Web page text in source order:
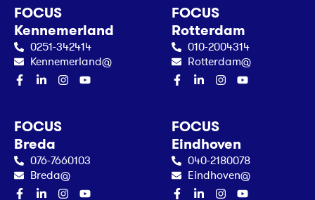
FOCUS
Kennemerland
0251-342414
Kennemerland@
FOCUS
Rotterdam
010-2004314
Rotterdam@
FOCUS
Breda
076-7660103
Breda@
FOCUS
Eindhoven
040-2180078
Eindhoven@